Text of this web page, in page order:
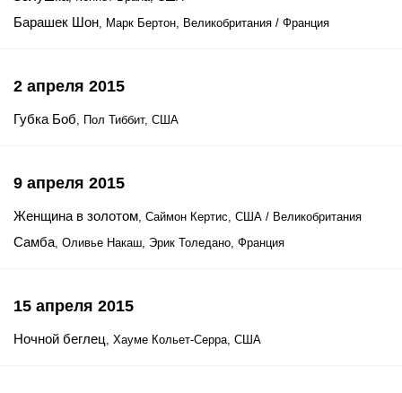
Барашек Шон, Марк Бертон, Великобритания / Франция
2 апреля 2015
Губка Боб, Пол Тиббит, США
9 апреля 2015
Женщина в золотом, Саймон Кертис, США / Великобритания
Самба, Оливье Накаш, Эрик Толедано, Франция
15 апреля 2015
Ночной беглец, Хауме Кольет-Серра, США